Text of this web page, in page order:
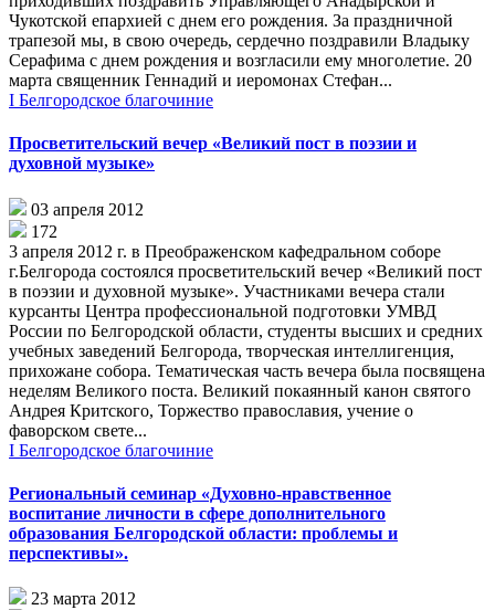
Чукотской епархией с днем его рождения. За праздничной
трапезой мы, в свою очередь, сердечно поздравили Владыку
Серафима с днем рождения и возгласили ему многолетие. 20
марта священник Геннадий и иеромонах Стефан...
I Белгородское благочиние
Просветительский вечер «Великий пост в поэзии и
духовной музыке»
03 апреля 2012
172
3 апреля 2012 г. в Преображенском кафедральном соборе
г.Белгорода состоялся просветительский вечер «Великий пост
в поэзии и духовной музыке». Участниками вечера стали
курсанты Центра профессиональной подготовки УМВД
России по Белгородской области, студенты высших и средних
учебных заведений Белгорода, творческая интеллигенция,
прихожане собора. Тематическая часть вечера была посвящена
неделям Великого поста. Великий покаянный канон святого
Андрея Критского, Торжество православия, учение о
фаворском свете...
I Белгородское благочиние
Региональный семинар «Духовно-нравственное
воспитание личности в сфере дополнительного
образования Белгородской области: проблемы и
перспективы».
23 марта 2012